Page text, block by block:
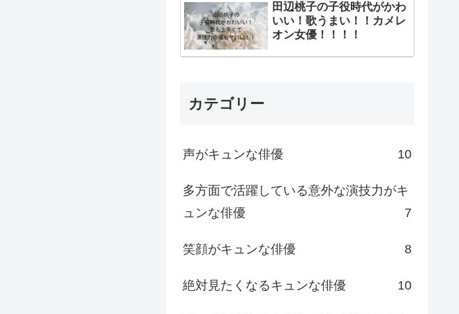
田辺桃子の子役時代がかわ
いい！歌うまい！！カメレ
オン女優！！！！
カテゴリー
声がキュンな俳優 10
多方面で活躍している意外な演技力がキ
ュンな俳優
7
笑顔がキュンな俳優 8
絶対見たくなるキュンな俳優 10